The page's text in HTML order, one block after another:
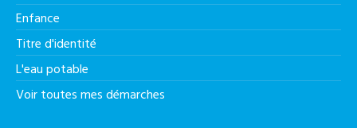
Enfance
Titre d'identité
L'eau potable
Voir toutes mes démarches